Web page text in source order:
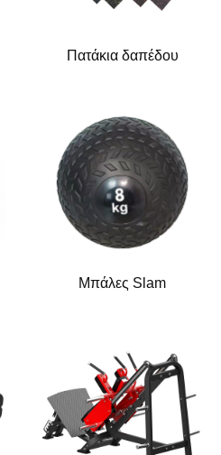
Πατάκια δαπέδου
Μπάλες Slam